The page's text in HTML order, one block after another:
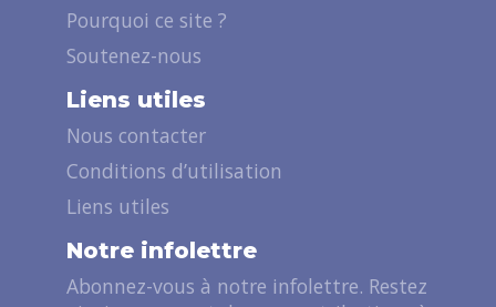
Pourquoi ce site ?
Soutenez-nous
Liens utiles
Nous contacter
Conditions d’utilisation
Liens utiles
Notre infolettre
Abonnez-vous à notre infolettre. Restez